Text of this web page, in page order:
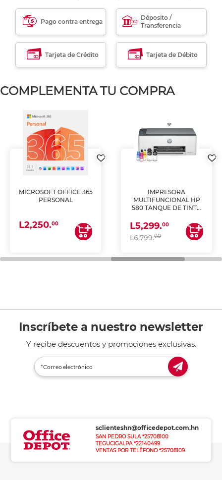
Pago contra entrega
Déposito /
Transferencia
Tarjeta de Crédito Tarjeta de Débito
COMPLEMENTA TU COMPRA
MICROSOFT OFFICE 365
PERSONAL
L2,250.00
IMPRESORA
MULTIFUNCIONAL HP
580 TANQUE DE TINTA
ESCANEA)
L5,299.00
L6,799.00
Inscríbete a nuestro newsletter
Y recibe descuentos y promociones exclusivas.
sclienteshn@officedepot.com.hn
SAN PEDRO SULA *25708100
TEGUCIGALPA *22140499
VENTAS POR TELÉFONO *25708109